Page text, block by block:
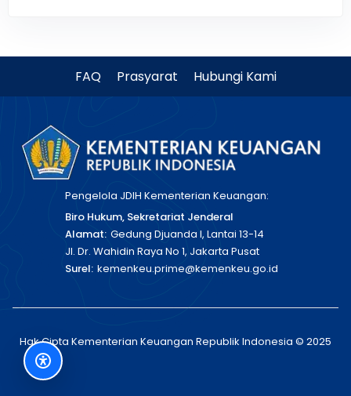
FAQ Prasyarat Hubungi Kami
Pengelola JDIH Kementerian Keuangan:
Biro Hukum, Sekretariat Jenderal
Alamat: Gedung Djuanda I, Lantai 13-14
Jl. Dr. Wahidin Raya No 1, Jakarta Pusat
Surel: kemenkeu.prime@kemenkeu.go.id
Hak Cipta Kementerian Keuangan Republik Indonesia © 2025